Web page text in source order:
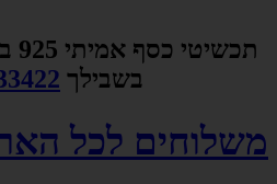
בשבילך
משלוחים לכל